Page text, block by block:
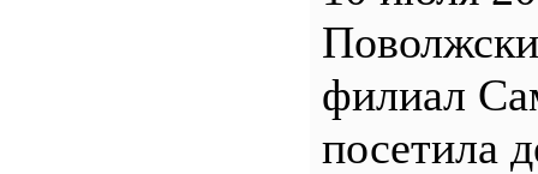
филиал
посетила